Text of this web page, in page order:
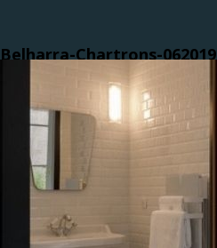
Belharra-Chartrons-062019